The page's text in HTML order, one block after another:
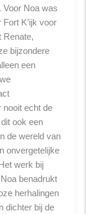
Voor Noa was
K’ijk voor
Renate,
bijzondere
een
nooit echt de
ook een
de wereld van
onvergetelijke
werk bij
benadrukt
herhalingen
dichter bij de